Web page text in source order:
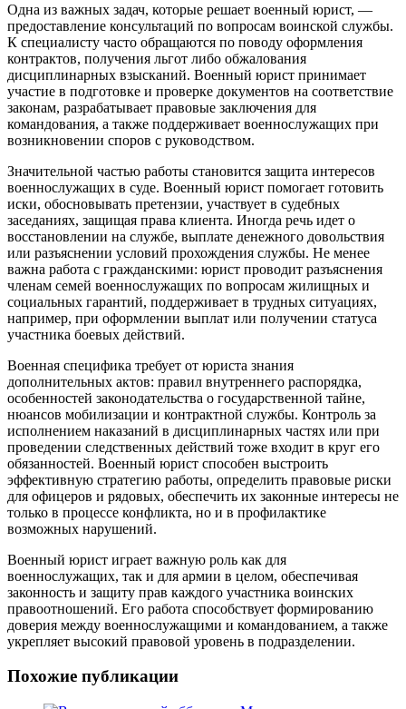
Одна из важных задач, которые решает военный юрист, —
предоставление консультаций по вопросам воинской службы.
К специалисту часто обращаются по поводу оформления
контрактов, получения льгот либо обжалования
дисциплинарных взысканий. Военный юрист принимает
участие в подготовке и проверке документов на соответствие
законам, разрабатывает правовые заключения для
командования, а также поддерживает военнослужащих при
возникновении споров с руководством.
Значительной частью работы становится защита интересов
военнослужащих в суде. Военный юрист помогает готовить
иски, обосновывать претензии, участвует в судебных
заседаниях, защищая права клиента. Иногда речь идет о
восстановлении на службе, выплате денежного довольствия
или разъяснении условий прохождения службы. Не менее
важна работа с гражданскими: юрист проводит разъяснения
членам семей военнослужащих по вопросам жилищных и
социальных гарантий, поддерживает в трудных ситуациях,
например, при оформлении выплат или получении статуса
участника боевых действий.
Военная специфика требует от юриста знания
дополнительных актов: правил внутреннего распорядка,
особенностей законодательства о государственной тайне,
нюансов мобилизации и контрактной службы. Контроль за
исполнением наказаний в дисциплинарных частях или при
проведении следственных действий тоже входит в круг его
обязанностей. Военный юрист способен выстроить
эффективную стратегию работы, определить правовые риски
для офицеров и рядовых, обеспечить их законные интересы не
только в процессе конфликта, но и в профилактике
возможных нарушений.
Военный юрист играет важную роль как для
военнослужащих, так и для армии в целом, обеспечивая
законность и защиту прав каждого участника воинских
правоотношений. Его работа способствует формированию
доверия между военнослужащими и командованием, а также
укрепляет высокий правовой уровень в подразделении.
Похожие публикации